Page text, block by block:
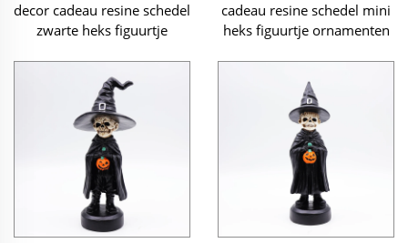
decor cadeau resine schedel
zwarte heks figuurtje
cadeau resine schedel mini
heks figuurtje ornamenten